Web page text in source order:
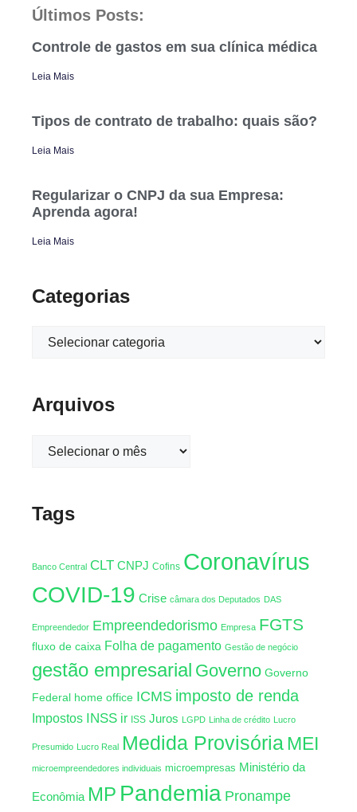
Últimos Posts:
Controle de gastos em sua clínica médica
Leia Mais
Tipos de contrato de trabalho: quais são?
Leia Mais
Regularizar o CNPJ da sua Empresa:
Aprenda agora!
Leia Mais
Categorias
Arquivos
Tags
Banco Central CLT CNPJ Cofins Coronavírus
COVID-19 Crise câmara dos Deputados DAS
Empreendedor Empreendedorismo Empresa FGTS
fluxo de caixa Folha de pagamento Gestão de negócio
gestão empresarial Governo Governo
Federal home office ICMS imposto de renda
Impostos INSS ir ISS Juros LGPD Linha de crédito Lucro
Presumido Lucro Real Medida ProvisóriaMEI
microempreendedores individuais microempresas Ministério da
Econômia MP Pandemia Pronampe